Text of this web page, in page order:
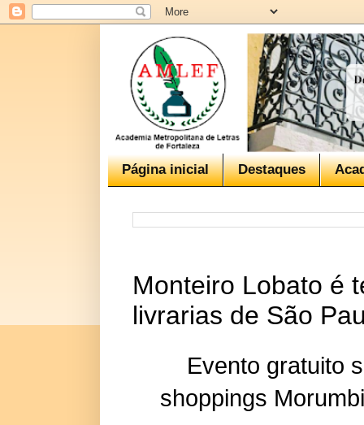
Página inicial Destaques
Monteiro Lobato é
livrarias de São
Evento gratuito
shoppings